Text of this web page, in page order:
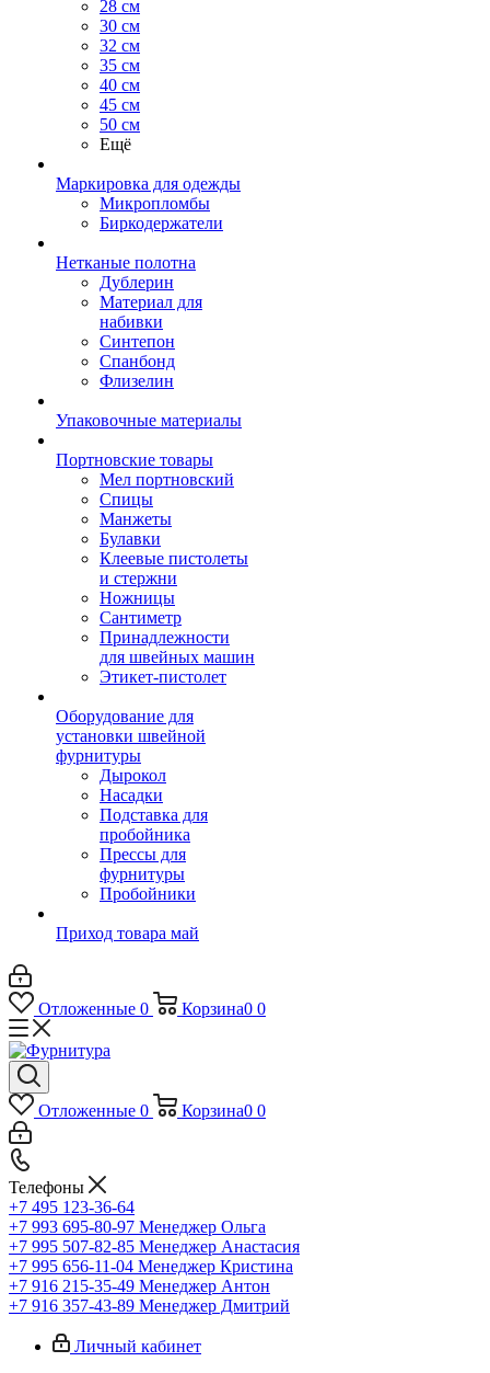
28 см
30 см
32 см
35 см
40 см
45 см
50 см
Ещё
Маркировка для одежды
Микропломбы
Биркодержатели
Нетканые полотна
Дублерин
Материал для
набивки
Синтепон
Спанбонд
Флизелин
Упаковочные материалы
Портновские товары
Мел портновский
Спицы
Манжеты
Булавки
Клеевые пистолеты
и стержни
Ножницы
Сантиметр
Принадлежности
для швейных машин
Этикет-пистолет
Оборудование для
установки швейной
фурнитуры
Дырокол
Насадки
Подставка для
пробойника
Прессы для
фурнитуры
Пробойники
Приход товара май
Отложенные 0 Корзина0 0
Отложенные 0 Корзина0 0
Телефоны
+7 495 123-36-64
+7 993 695-80-97 Менеджер Ольга
+7 995 507-82-85 Менеджер Анастасия
+7 995 656-11-04 Менеджер Кристина
+7 916 215-35-49 Менеджер Антон
+7 916 357-43-89 Менеджер Дмитрий
Личный кабинет